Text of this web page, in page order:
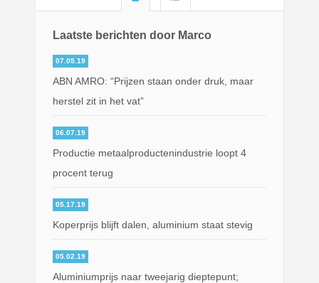
Laatste berichten door Marco
07.05.19
ABN AMRO: “Prijzen staan onder druk, maar
herstel zit in het vat”
06.07.19
Productie metaalproductenindustrie loopt 4
procent terug
05.17.19
Koperprijs blijft dalen, aluminium staat stevig
05.02.19
Aluminiumprijs naar tweejarig dieptepunt;